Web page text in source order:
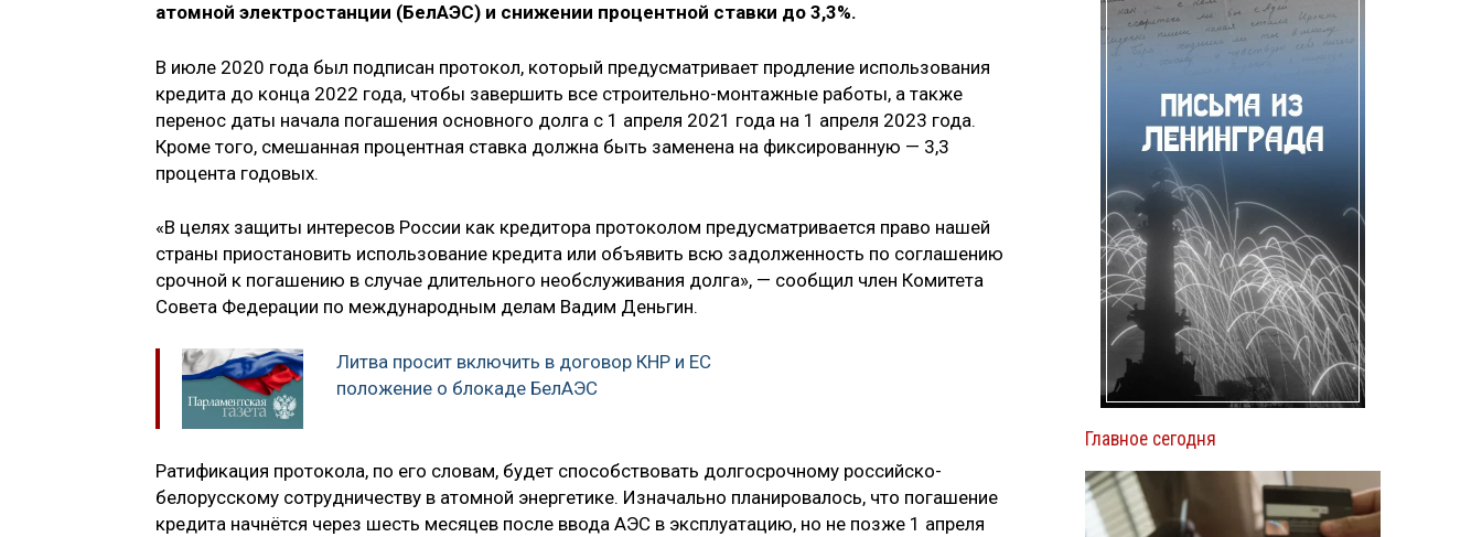
атомной электростанции (БелАЭС) и снижении процентной ставки до 3,3%.
В июле 2020 года был подписан протокол, который предусматривает продление использования
кредита до конца 2022 года, чтобы завершить все строительно-монтажные работы, а также
перенос даты начала погашения основного долга с 1 апреля 2021 года на 1 апреля 2023 года.
Кроме того, смешанная процентная ставка должна быть заменена на фиксированную — 3,3
процента годовых.
«В целях защиты интересов России как кредитора протоколом предусматривается право нашей
страны приостановить использование кредита или объявить всю задолженность по соглашению
срочной к погашению в случае длительного необслуживания долга», — сообщил член Комитета
Совета Федерации по международным делам Вадим Деньгин.
Литва просит включить в договор КНР и ЕС
положение о блокаде БелАЭС
Ратификация протокола, по его словам, будет способствовать долгосрочному российско-
белорусскому сотрудничеству в атомной энергетике. Изначально планировалось, что погашение
кредита начнётся через шесть месяцев после ввода АЭС в эксплуатацию, но не позже 1 апреля
Главное сегодня